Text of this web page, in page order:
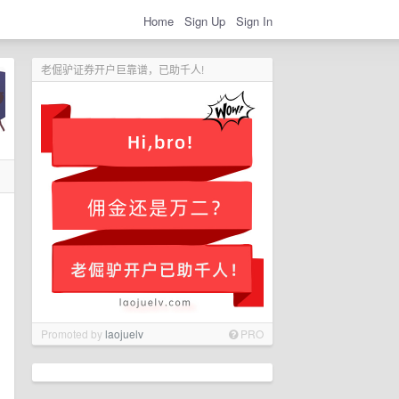
Home Sign Up Sign In
老倔驴证券开户巨靠谱，已助千人!
Promoted bylaojuelv PRO